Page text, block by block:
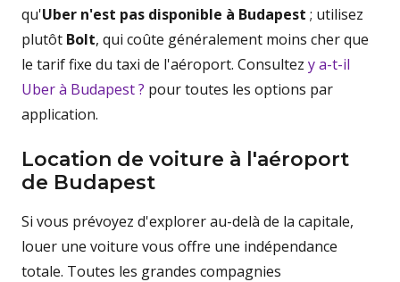
qu'Uber n'est pas disponible à Budapest ; utilisez
plutôt Bolt, qui coûte généralement moins cher que
le tarif fixe du taxi de l'aéroport. Consultez y a-t-il
Uber à Budapest ? pour toutes les options par
application.
Location de voiture à l'aéroport
de Budapest
Si vous prévoyez d'explorer au-delà de la capitale,
louer une voiture vous offre une indépendance
totale. Toutes les grandes compagnies